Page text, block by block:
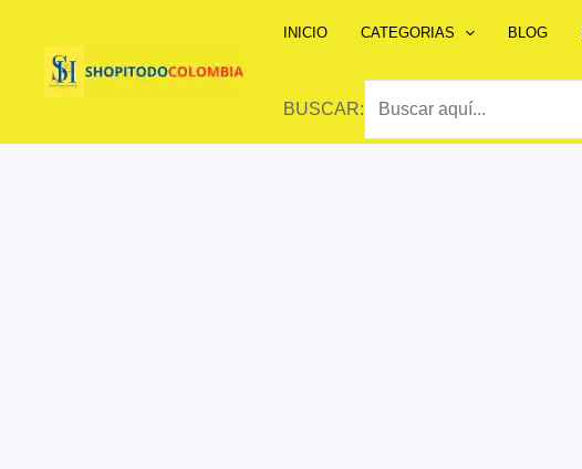
contenido
INICIO CATEGORIAS BLOG
BUSCAR: